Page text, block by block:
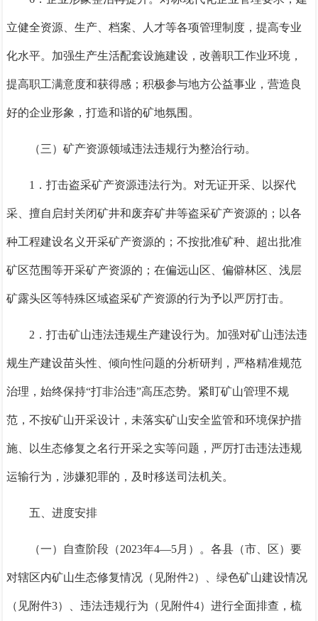
立健全资源、生产、档案、人 才等各项管理制度，提高专业
化水平。 加强生产生活配套设施建设，改善职工作业环境，
提高职工满意度和获得感；积极参与地方公益事业，营造良
好的企业形象，打造和谐的矿地氛围。
（三）矿产资源领域违法违规行为整治行动。
1．打击盗采矿产资源违法行为。 对无证开采、以探代
采、擅自启封关闭矿井和废弃矿井等盗采矿产资源的；以各
种工程建设名义开采矿产资源的；不按批准矿种、超出批准
矿区范围等开采矿产资源的；在偏远山区、偏僻林区、浅层
矿露头区等特殊区域盗采矿产资源的行为予以严厉打击。
2．打击矿山违法违规生产建设行为。 加强对矿山违法违
规生产建设苗头性 、倾向性问题的分析研判，严格精准规范
治理，始终保持“打非治违”高压态势。紧盯矿山管理不规
范，不按矿山开采设计，未落实矿山安全监管和环境保护措
施 以生态修复之名行开采之实等问题， 严厉打击违法违规
运输行为，涉嫌犯罪的 ， 及时移送司法机关。
五、进度安排
（一）自查阶段（2023年4—5月）。各县 （市、区）要
对辖区内矿山生态修复情况 （ 见附件2） 、绿色矿山建设情况
（ 见附件3） 、违法违规行为 （ 见附件4）进行全面排查，梳